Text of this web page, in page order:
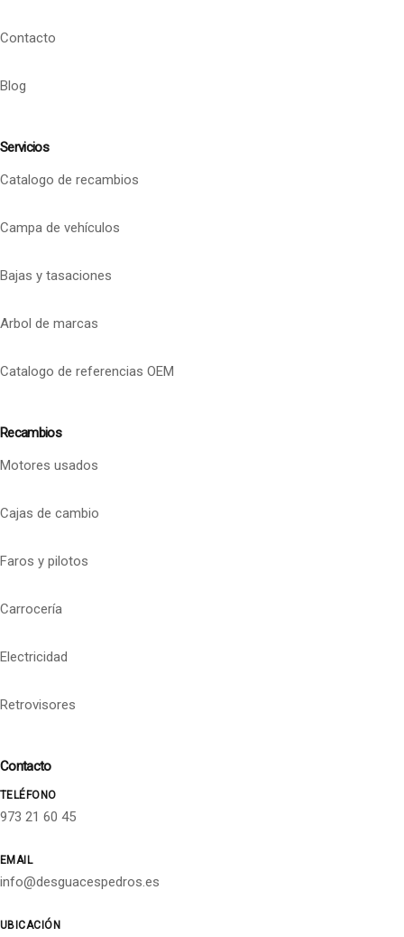
Contacto
Blog
Servicios
Catalogo de recambios
Campa de vehículos
Bajas y tasaciones
Arbol de marcas
Catalogo de referencias OEM
Recambios
Motores usados
Cajas de cambio
Faros y pilotos
Carrocería
Electricidad
Retrovisores
Contacto
TELÉFONO
973 21 60 45
EMAIL
info@desguacespedros.es
UBICACIÓN